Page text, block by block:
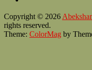
Copyright © 2026
rights reserved.
Theme: ColorMag by